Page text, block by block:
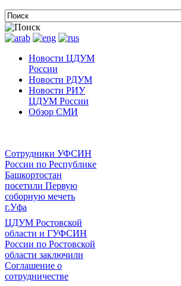
Новости ЦДУМ
России
Новости РДУМ
Новости РИУ
ЦДУМ России
Обзор СМИ
Сотрудники УФСИН
России по Республике
Башкортостан
посетили Первую
соборную мечеть
г.Уфа
ЦДУМ Ростовской
области и ГУФСИН
России по Ростовской
области заключили
Соглашение о
сотрудничестве